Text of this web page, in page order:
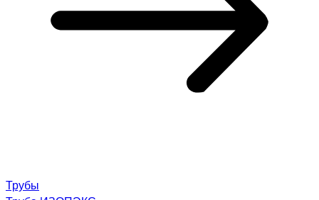
Трубы